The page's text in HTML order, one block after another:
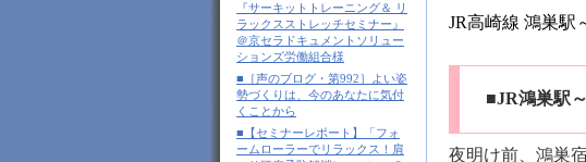
『サーキットトレーニング＆ リ
ラックスストレッチセミナー』
＠京セラドキュメントソリュー
ションズ労働組合様
■［声のブログ・第992］よい姿
勢づくりは、今のあなたに気付
くことから
■【セミナーレポート】「フォ
ームローラーでリラックス！肩
JR高崎線 鴻巣駅
■JR鴻巣駅
夜明け前、鴻巣